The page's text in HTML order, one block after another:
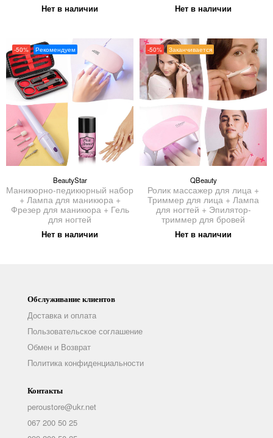
Нет в наличии Нет в наличии
-50% Рекомендуем
BeautyStar
Маникюрно-педикюрный набор
+ Лампа для маникюра +
Фрезер для маникюра + Гель
для ногтей
Нет в наличии
-50% Заканчивается
QBeauty
Ролик массажер для лица +
Триммер для лица + Лампа
для ногтей + Эпилятор-
триммер для бровей
Нет в наличии
Обслуживание клиентов
Доставка и оплата
Пользовательское соглашение
Обмен и Возврат
Политика конфиденциальности
Контакты
peroustore@ukr.net
067 200 50 25